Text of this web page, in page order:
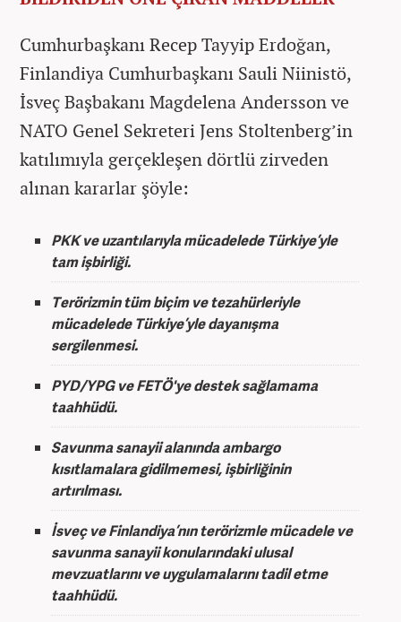
Cumhurbaşkanı Recep Tayyip Erdoğan,
Finlandiya Cumhurbaşkanı Sauli Niinistö,
İsveç Başbakanı Magdelena Andersson ve
NATO Genel Sekreteri Jens Stoltenberg’in
katılımıyla gerçekleşen dörtlü zirveden
alınan kararlar şöyle:
PKK ve uzantılarıyla mücadelede Türkiye’yle
tam işbirliği.
Terörizmin tüm biçim ve tezahürleriyle
mücadelede Türkiye’yle dayanışma
sergilenmesi.
PYD/YPG ve FETÖ'ye destek sağlamama
taahhüdü.
Savunma sanayii alanında ambargo
kısıtlamalara gidilmemesi, işbirliğinin
artırılması.
İsveç ve Finlandiya’nın terörizmle mücadele ve
savunma sanayii konularındaki ulusal
mevzuatlarını ve uygulamalarını tadil etme
taahhüdü.